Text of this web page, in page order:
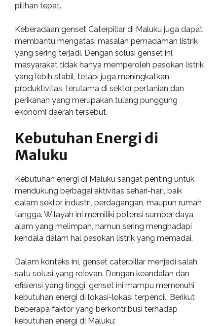
pilihan tepat.
Keberadaan genset Caterpillar di Maluku juga dapat
membantu mengatasi masalah pemadaman listrik
yang sering terjadi. Dengan solusi genset ini,
masyarakat tidak hanya memperoleh pasokan listrik
yang lebih stabil, tetapi juga meningkatkan
produktivitas, terutama di sektor pertanian dan
perikanan yang merupakan tulang punggung
ekonomi daerah tersebut.
Kebutuhan Energi di
Maluku
Kebutuhan energi di Maluku sangat penting untuk
mendukung berbagai aktivitas sehari-hari, baik
dalam sektor industri, perdagangan, maupun rumah
tangga. Wilayah ini memiliki potensi sumber daya
alam yang melimpah, namun sering menghadapi
kendala dalam hal pasokan listrik yang memadai.
Dalam konteks ini, genset caterpillar menjadi salah
satu solusi yang relevan. Dengan keandalan dan
efisiensi yang tinggi, genset ini mampu memenuhi
kebutuhan energi di lokasi-lokasi terpencil. Berikut
beberapa faktor yang berkontribusi terhadap
kebutuhan energi di Maluku: